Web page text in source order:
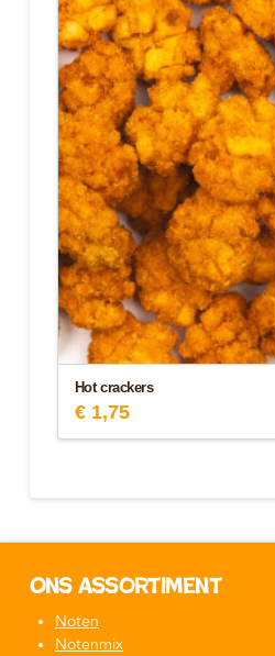
Hot crackers
€1,75
Ons assortiment
Noten
Notenmix